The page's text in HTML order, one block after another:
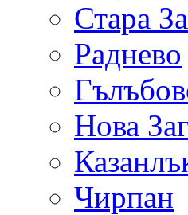
Стара
Раднево
Нова
Чирпан